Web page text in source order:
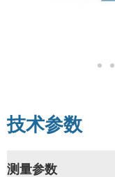
技术参数
测量参数